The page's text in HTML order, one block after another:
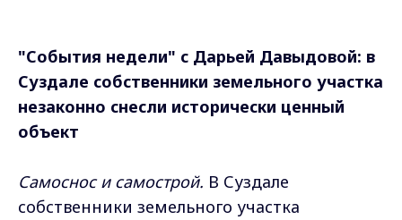
"События недели" с Дарьей Давыдовой: в
Суздале собственники земельного участка
незаконно снесли исторически ценный
объект
Самоснос и самострой. В Суздале
собственники земельного участка